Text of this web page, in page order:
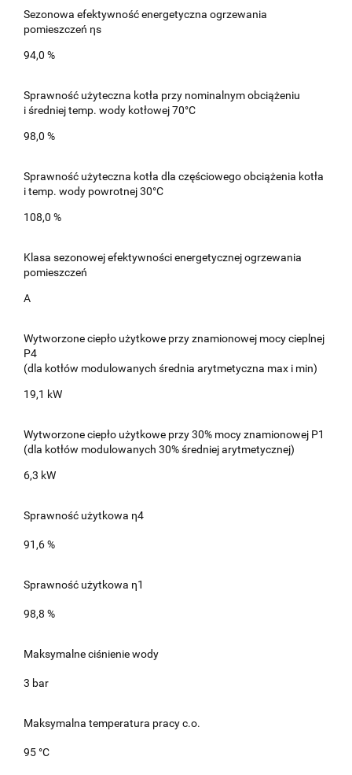
Sezonowa efektywność energetyczna ogrzewania
pomieszczeń ηs
94,0 %
Sprawność użyteczna kotła przy nominalnym obciążeniu
i średniej temp. wody kotłowej 70°C
98,0 %
Sprawność użyteczna kotła dla częściowego obciążenia kotła
i temp. wody powrotnej 30°C
108,0 %
Klasa sezonowej efektywności energetycznej ogrzewania
pomieszczeń
A
Wytworzone ciepło użytkowe przy znamionowej mocy cieplnej
P4
(dla kotłów modulowanych średnia arytmetyczna max i min)
19,1 kW
Wytworzone ciepło użytkowe przy 30% mocy znamionowej P1
(dla kotłów modulowanych 30% średniej arytmetycznej)
6,3 kW
Sprawność użytkowa η4
91,6 %
Sprawność użytkowa η1
98,8 %
Maksymalne ciśnienie wody
3 bar
Maksymalna temperatura pracy c.o.
95 °C